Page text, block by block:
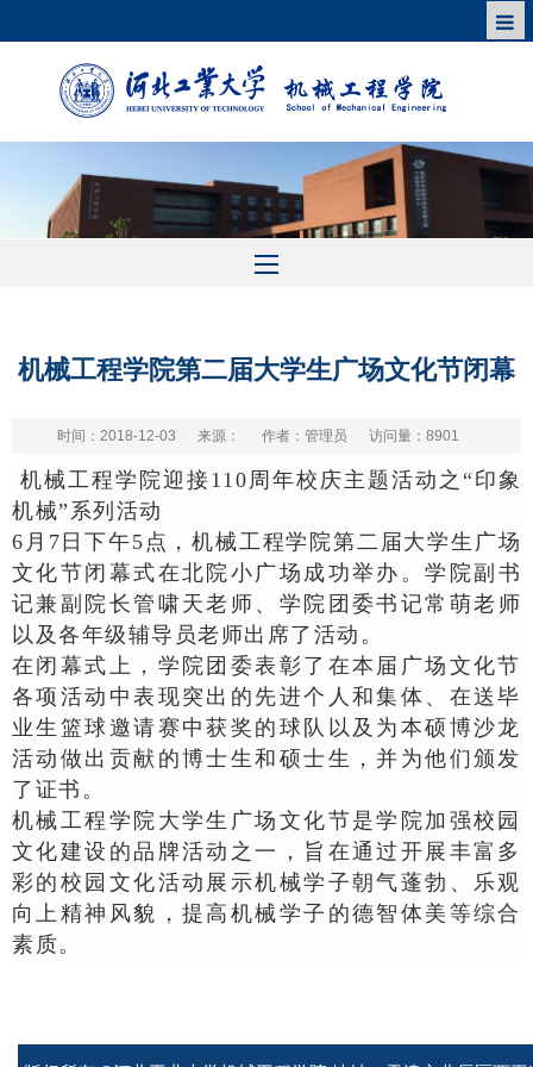
机械工程学院第二届大学生广场文化节闭幕
时间：2018-12-03 来源： 作者：管理员 访问量： 8901
机械工程学院迎 接110 周年校庆主题活动之“印象
机械”系列活动
6 月 7 日下午5 点，机械工程学院第二届大学生广场
文化节闭幕式在北院小广场成功举办。学院副 书
记兼副 院长管啸天老师 、学院团委书记常萌老师
以及 各年级辅导员老师出席了活动。
在闭幕式上，学院团委表彰了在本届广场文化节
各项活动中表现突出的先进个人和集体、在送毕
业生篮球邀请赛中获奖的球队以及为本硕博沙龙
活动做出贡献的博士生和硕士生，并为他们颁发
了 证书。
机械工程学院大学生广场文化节是学院加强校园
文化建设的品牌活动之一，旨在通过开展丰富多
彩的校园文化活动展示机械学子朝气蓬勃、乐观
向上精神风貌，提高机械学子的德智体美等综合
素质。